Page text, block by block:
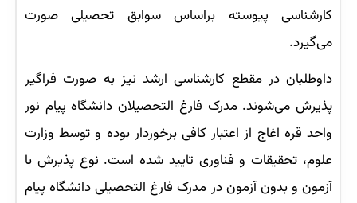
کارشناسی پیوسته براساس سوابق تحصیلی صورت
می‌گیرد.
داوطلبان در مقطع کارشناسی ارشد نیز به صورت فراگیر
پذیرش می‌شوند. مدرک فارغ التحصیلان دانشگاه پیام نور
واحد قره اغاج از اعتبار کافی برخوردار بوده و توسط وزارت
علوم، تحقیقات و فناوری تایید شده است. نوع پذیرش با
آزمون و بدون آزمون در مدرک فارغ التحصیلی دانشگاه پیام